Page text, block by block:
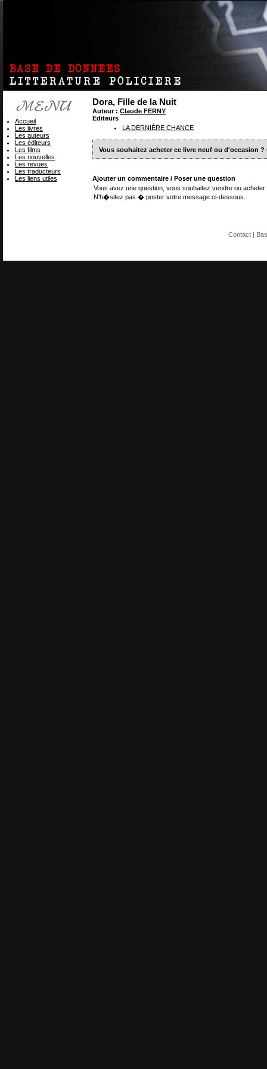
Dora, Fille de la Nuit
Auteur : Claude FERNY
Editeurs
LA DERNIÈRE CHANCE
Vous souhaitez acheter ce livre neuf ou d'occasion ?
Ajouter un commentaire / Poser une question
Vous avez une question, vous souhaitez vendre ou
N'h�sitez pas � poster votre message ci-dessous.
Accueil
Les livres
Les auteurs
Les éditeurs
Les films
Les nouvelles
Les revues
Les traducteurs
Les liens utiles
Contact|